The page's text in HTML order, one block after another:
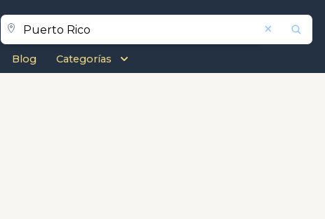
Blog Categorías